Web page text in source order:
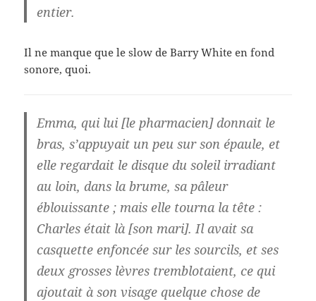
entier.
Il ne manque que le slow de Barry White en fond
sonore, quoi.
Emma, qui lui [le pharmacien] donnait le
bras, s’appuyait un peu sur son épaule, et
elle regardait le disque du soleil irradiant
au loin, dans la brume, sa pâleur
éblouissante ; mais elle tourna la tête :
Charles était là [son mari]. Il avait sa
casquette enfoncée sur les sourcils, et ses
deux grosses lèvres tremblotaient, ce qui
ajoutait à son visage quelque chose de